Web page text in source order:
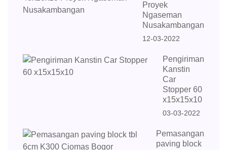
Proyek
Ngaseman
Nusakambangan
12-03-2022
Pengiriman
Kanstin
Car
Stopper 60
x15x15x10
03-03-2022
Pemasangan
paving block